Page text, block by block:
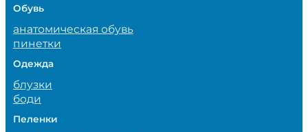
Обувь
анатомическая обувь
пинетки
Одежда
блузки
боди
Пеленки